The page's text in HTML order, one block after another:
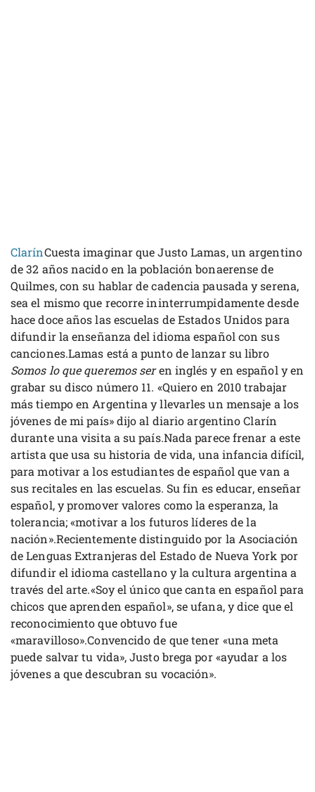
ClarínCuesta imaginar que Justo Lamas, un argentino
de 32 años nacido en la población bonaerense de
Quilmes, con su hablar de cadencia pausada y serena,
sea el mismo que recorre ininterrumpidamente desde
hace doce años las escuelas de Estados Unidos para
difundir la enseñanza del idioma español con sus
canciones.Lamas está a punto de lanzar su libro
Somos lo que queremos seren inglés y en español y en
grabar su disco número 11. «Quiero en 2010 trabajar
más tiempo en Argentina y llevarles un mensaje a los
jóvenes de mi país» dijo al diario argentino Clarín
durante una visita a su país.Nada parece frenar a este
artista que usa su historia de vida, una infancia difícil,
para motivar a los estudiantes de español que van a
sus recitales en las escuelas. Su fin es educar, enseñar
español, y promover valores como la esperanza, la
tolerancia; «motivar a los futuros líderes de la
nación».Recientemente distinguido por la Asociación
de Lenguas Extranjeras del Estado de Nueva York por
difundir el idioma castellano y la cultura argentina a
través del arte.«Soy el único que canta en español para
chicos que aprenden español», se ufana, y dice que el
reconocimiento que obtuvo fue
«maravilloso».Convencido de que tener «una meta
puede salvar tu vida», Justo brega por «ayudar a los
jóvenes a que descubran su vocación».